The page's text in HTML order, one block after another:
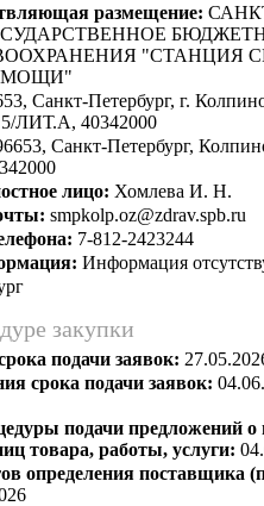
размещение:
"СТАНЦИЯ
Санкт-Петербург, г.
40342000
Санкт-Петербург,
лицо: Хомлева И. Н.
smpkolp.oz@zdrav.spb.ru
7-812-2423244
Информация
закупки
подачи заявок:
срока подачи заявок:
подачи предложений о
товара, работы, услуги:
определения поставщика